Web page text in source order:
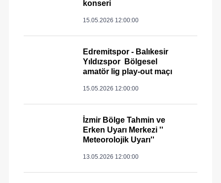
konseri
15.05.2026 12:00:00
Edremitspor - Balıkesir
Yıldızspor Bölgesel
amatör lig play-out maçı
15.05.2026 12:00:00
İzmir Bölge Tahmin ve
Erken Uyarı Merkezi ''
Meteorolojik Uyarı''
13.05.2026 12:00:00